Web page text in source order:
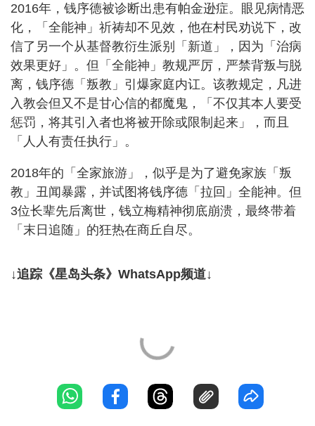
2016年，钱序德被诊断出患有帕金逊症。眼见病情恶
化，「全能神」祈祷却不见效，他在村民劝说下，改
信了另一个从基督教衍生派别「新道」，因为「治病
效果更好」。但「全能神」教规严厉，严禁背叛与脱
离，钱序德「叛教」引爆家庭内讧。该教规定，凡进
入教会但又不是甘心信的都魔鬼，「不仅其本人要受
惩罚，将其引入者也将被开除或限制起来」，而且
「人人有责任执行」。
2018年的「全家旅游」，似乎是为了避免家族「叛
教」丑闻暴露，并试图将钱序德「拉回」全能神。但
3位长辈先后离世，钱立梅精神彻底崩溃，最终带着
「末日追随」的狂热在商丘自尽。
↓追踪《星岛头条》WhatsApp频道↓